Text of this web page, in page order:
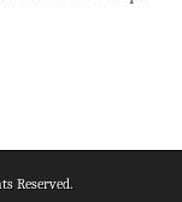
Reserved.